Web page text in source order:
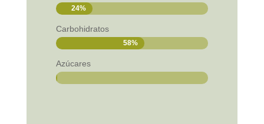
24%
24%
Carbohidratos
58%
58%
Azúcares